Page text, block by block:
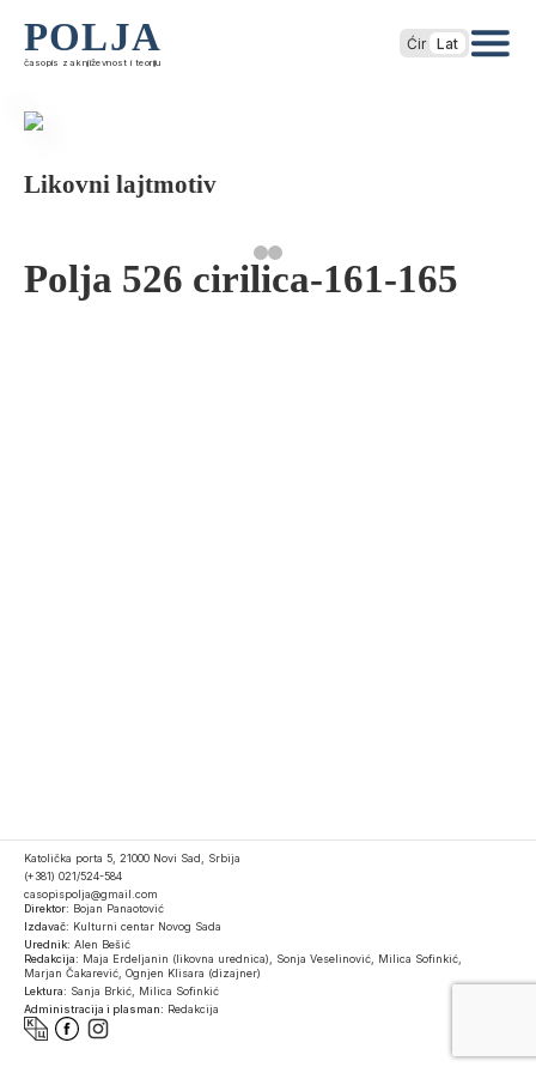
POLJA
časopis za književnost i teoriju
Ćir Lat
Likovni lajtmotiv
Polja 526 cirilica-161-165
Katolička porta 5, 21000 Novi Sad, Srbija
(+381) 021/524-584
casopispolja@gmail.com
Direktor: Bojan Panaotović
Izdavač: Kulturni centar Novog Sada
Urednik: Alen Bešić
Redakcija: Maja Erdeljanin (likovna urednica), Sonja Veselinović, Milica Sofinkić,
Marjan Čakarević, Ognjen Klisara (dizajner)
Lektura: Sanja Brkić, Milica Sofinkić
Administracija i plasman: Redakcija